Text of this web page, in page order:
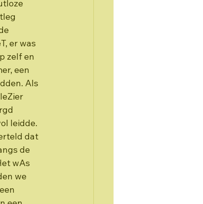
er was
zelf en
een
Als
leidde.
dat
de
wAs
we